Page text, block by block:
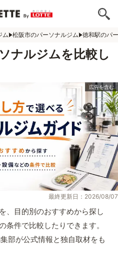
ム 松阪市のパーソナルジム 徳和駅のパ
ナルジムを比較し
最終更新日：2026/08/07
、目的別のおすすめから探し
条件で比較したりできます。
部が公式情報と独自取材をも